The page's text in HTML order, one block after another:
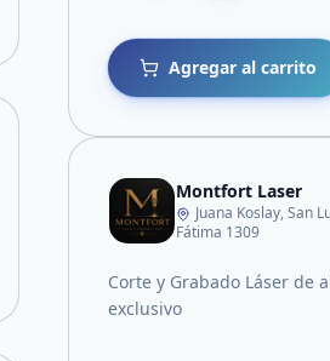
Agregar al carrito
Montfort Laser
Juana Koslay, San
Fátima 1309
Corte y Grabado Láser de
exclusivo